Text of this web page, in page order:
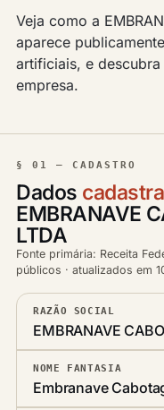
Veja como a
aparece
artificiais, e
empresa.
§ 01 — CADASTRO
Dados
EMBRANAVE
LTDA
Fonte primária: Receita
públicos · atualizados em
RAZÃO SOCIAL
EMBRANAVE
NOME FANTASIA
Embranave